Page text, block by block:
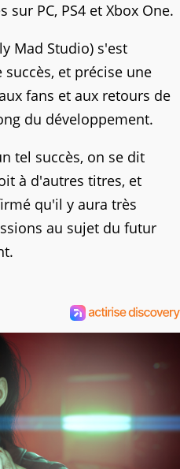
PC, PS4 et Xbox One.
Mad Studio) s'est
et précise une
fans et aux retours de
du développement.
tel succès, on se dit
à d'autres titres, et
qu'il y aura très
au sujet du futur